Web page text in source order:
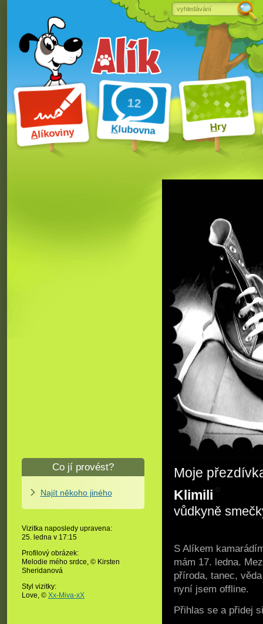
Alíkoviny Klubovna Hry
Moje
Klimili
vůdkyně
S Alíkem
mám 17. ledna.
příroda, tanec,
nyní jsem offline.
Přihlas se a přidej
Co jí provést?
Najít někoho jiného
Vizitka naposledy upravena:
25. ledna v 17:15
Profilový obrázek:
Melodie mého srdce, © Kirsten
Sheridanová
Styl vizitky:
Love, © Xx-Miva-xX